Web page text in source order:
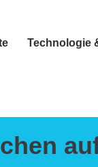
Technologie